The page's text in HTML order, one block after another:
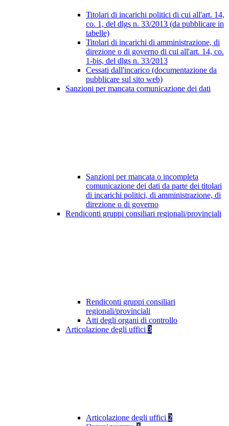
Titolari di incarichi politici di cui all'art. 14,
co. 1, del dlgs n. 33/2013 (da pubblicare in
tabelle)
Titolari di incarichi di amministrazione, di
direzione o di governo di cui all'art. 14, co.
1-bis, del dlgs n. 33/2013
Cessati dall'incarico (documentazione da
pubblicare sul sito web)
Sanzioni per mancata comunicazione dei dati
Sanzioni per mancata o incompleta
comunicazione dei dati da parte dei titolari
di incarichi politici, di amministrazione, di
direzione o di governo
Rendiconti gruppi consiliari regionali/provinciali
Rendiconti gruppi consiliari
regionali/provinciali
Atti degli organi di controllo
Articolazione degli uffici 3
Articolazione degli uffici 2